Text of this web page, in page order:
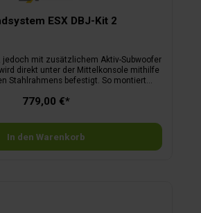
ESX DBJ-Kit 2
jedoch mit zusätzlichem Aktiv-Subwoofer
direkt unter der Mittelkonsole mithilfe
Stahlrahmens befestigt. So montiert
sich nicht auf die Konsole oder das
System, integrierter Class A/B
200 Watt RMS/max., LPF 50–150 Hz,
@ 45 Hz, Phase-Schalter 0/180°,
Hz fix, Hochpegel- und Cinch-Eingänge,
779,00 €*
In den Warenkorb